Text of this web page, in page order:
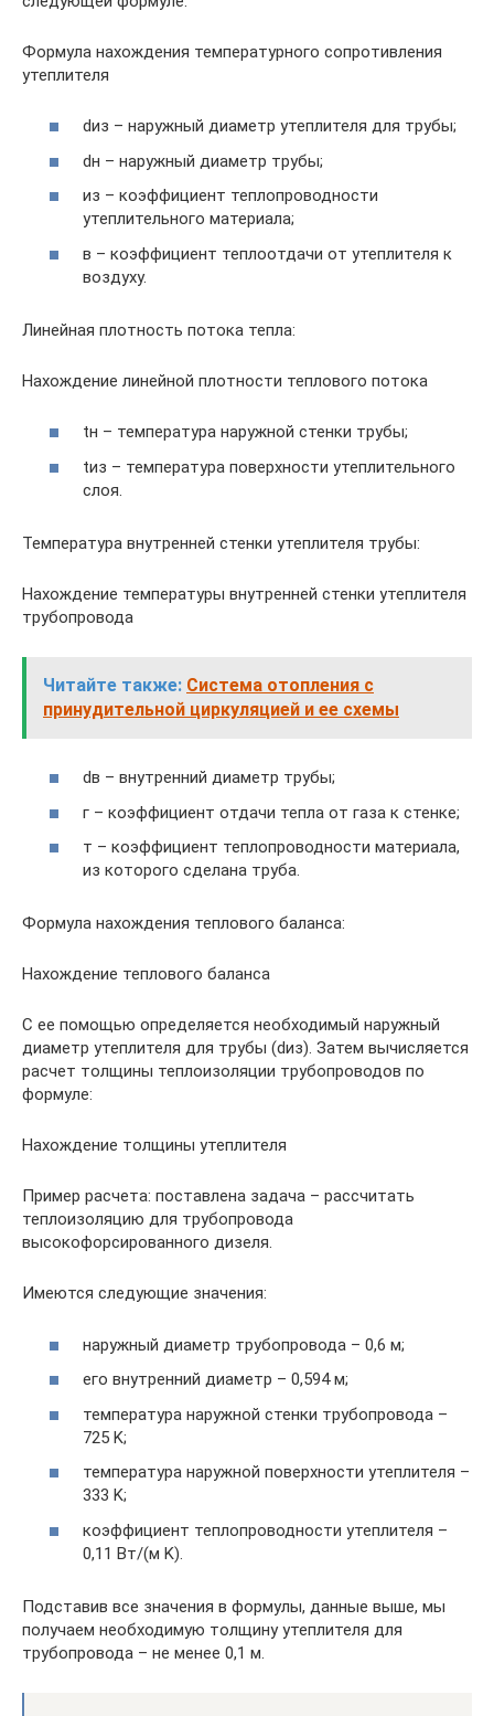
Формула нахождения температурного сопротивления
утеплителя
dиз – наружный диаметр утеплителя для трубы;
dн – наружный диаметр трубы;
из – коэффициент теплопроводности
утеплительного материала;
в – коэффициент теплоотдачи от утеплителя к
воздуху.
Линейная плотность потока тепла:
Нахождение линейной плотности теплового потока
tн – температура наружной стенки трубы;
tиз – температура поверхности утеплительного
слоя.
Температура внутренней стенки утеплителя трубы:
Нахождение температуры внутренней стенки утеплителя
трубопровода
Читайте также: Система отопления с
принудительной циркуляцией и ее схемы
dв – внутренний диаметр трубы;
г – коэффициент отдачи тепла от газа к стенке;
т – коэффициент теплопроводности материала,
из которого сделана труба.
Формула нахождения теплового баланса:
Нахождение теплового баланса
С ее помощью определяется необходимый наружный
диаметр утеплителя для трубы (dиз). Затем вычисляется
расчет толщины теплоизоляции трубопроводов по
формуле:
Нахождение толщины утеплителя
Пример расчета: поставлена задача – рассчитать
теплоизоляцию для трубопровода
высокофорсированного дизеля.
Имеются следующие значения:
наружный диаметр трубопровода – 0,6 м;
его внутренний диаметр – 0,594 м;
температура наружной стенки трубопровода –
725 K;
температура наружной поверхности утеплителя –
333 K;
коэффициент теплопроводности утеплителя –
0,11 Вт/(м K).
Подставив все значения в формулы, данные выше, мы
получаем необходимую толщину утеплителя для
трубопровода – не менее 0,1 м.